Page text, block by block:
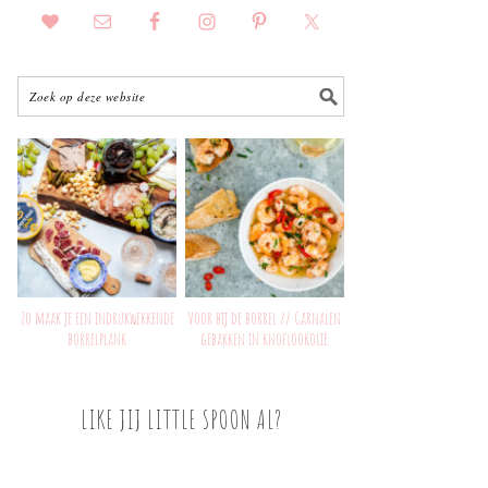
Zo maak je een indrukwekkende
borrelplank
Voor bij de borrel // Garnalen
gebakken in knoflookolie
LIKE JIJ LITTLE SPOON AL?